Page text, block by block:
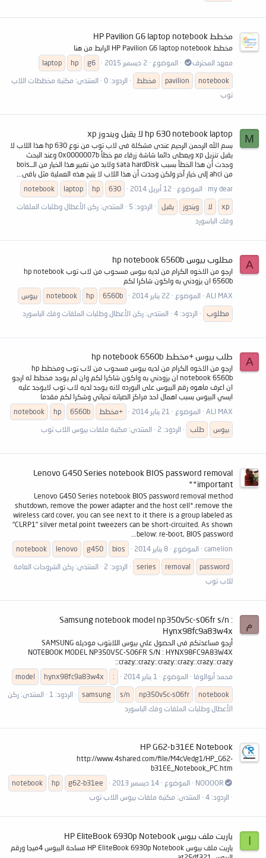
مخطط HP Pavilion G6 laptop notebook
مخطط HP Pavilion G6 laptop notebook الرابط من هنا
معهد المحترف
الموضوع 2 ديسمبر 2015 g6
hp
laptop
notebook
pavilion مخطط الردود: 0 المنتدى: مكتبة مخططات اللاب
توب
M hp 630 notebook laptop لا يقبل ويندوز xp
بسم الله الرحمن الرحيم عندى مشكلة فى لاب توب من نوع hp 630 هذا اللاب لا
يقبل تنزيل xp ويعطى دائما شاشة زرقاء مع خطأ 0x0000007b وعند البحث
وجدت أن هذا الخطأ بسبب sata hardDisk ولابد من تغيير هذا الخيار من الــbois
من ahci إلى خيار آخر ولكن وجدت أن هذا اللاب لا يتيح هذه العملية مثل باقى...
my dear
الموضوع 12 أبريل 2014 630
hp
laptop
notebook
xp
لا ويندوز يقبل الردود: 5 المنتدى: ركن الأعطال وطلبات الملفات
وفك الباسورد
A مطلوب بيوس hp notebook 6560b
ارجو من الاخوه الكرام من لديه بيوس مسحوب من لاب توب hp notebook
6560b ان يزودني به واكون شاكرا لكم
ALI MAX
الموضوع 22 يناير 2014 6560b
hp
notebook
بيوس
مطلوب
الردود: 4 المنتدى: ركن الأعطال وطلبات الملفات وفك الباسورد
A طلب بيوس +مخطط hp notebook 6560b
ارجو من الاخوه الكرام من لديه بيوس مسحوب من لاب توب ومخطط hp
notebook 6560b ان يزودني به واكون شاكرا لكم وان لم يوجد مخطط له ارجو
ان اعرف ماهوه رقم البيوس على البورده لانه يوجد لديه لاب توب لايوجد عليه
ايسي البيوس بسبب اهمال احد مراكز الصيانه تحياتي وشكرا لكم مقدما
ALI MAX
الموضوع 21 يناير 2014 +مخطط 6560b
hp
notebook
بيوس
طلب الردود: 2 المنتدى: مكتبة ملفات بيوس اللاب توب
Lenovo G450 Series notebook BIOS password removal
*important*
Lenovo G450 Series notebook BIOS password removal method
shutdown, remove the power adapter and the host cell*.remove the
wireless card cover, you can see next to it there is a group labeled as
"CLRP1" silver metal point tweezers can be short-circuited. As shown
below: re-boot, BIOS password...
camelion
الموضوع 8 يناير 2014 bios
g450
lenovo
notebook
password
removal
series الردود: 2 المنتدى: ركن الشروحات العامة
للاب توب
م
Samsung notebook model np350v5c-s06fr s/n :
Hynx98fc9a83w4x
أرجو مساعدتكم فى الحصول علي بيوس اللابتوب موديله SAMSUNG
NOTEBOOK MODEL NP350V5C-S06FR S/N : HYNX98FC9A83W4X
:crazy::crazy::crazy::crazy::crazy::crazy:
محمد أبوالوفا
الموضوع 1 يناير 2014 :
hynx98fc9a83w4x
model
notebook
np350v5c-s06fr
s/n
samsung الردود: 1 المنتدى: ركن
الأعطال وطلبات الملفات وفك الباسورد
HP G62-b31EE Notebook
http://www.4shared.com/file/M4cVedg1/HP_G62-
b31EE_Notebook_PC.htm
NOOOOR
الموضوع 14 ديسمبر 2013 g62-b31ee
hp
notebook
الردود: 4
المنتدى: مكتبة ملفات بيوس اللاب توب
ياريت ملف بيوس HP EliteBook 6930p Notebook
ياريت ملف بيوس HP EliteBook 6930p Notebook مساحة البيوس 4ميجا ورقم